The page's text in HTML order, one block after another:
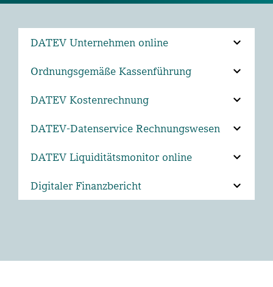
DATEV Unternehmen online
Ordnungsgemäße Kassenführung
DATEV Kostenrechnung
DATEV-Datenservice Rechnungswesen
DATEV Liquiditätsmonitor online
Digitaler Finanzbericht